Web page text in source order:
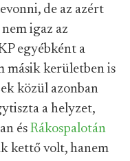
de az azért
igaz az
egyébként a
másik kerületben is
közül azonban
a helyzet,
és Rákospalotán
kettő volt, hanem